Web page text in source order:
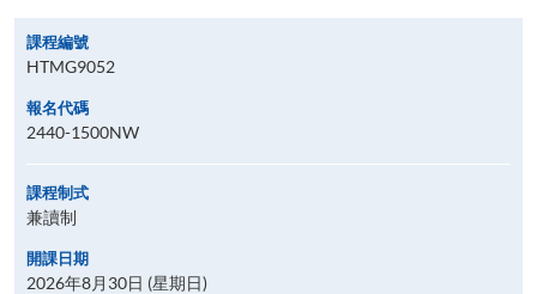
課程編號
HTMG9052
報名代碼
2440-1500NW
課程制式
兼讀制
開課日期
2026年8月30日 (星期日)